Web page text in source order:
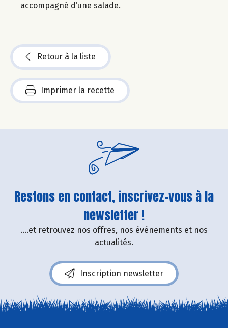
accompagné d’une salade.
Retour à la liste
Imprimer la recette
Restons en contact, inscrivez-vous à la
newsletter !
....et retrouvez nos offres, nos événements et nos
actualités.
Inscription newsletter